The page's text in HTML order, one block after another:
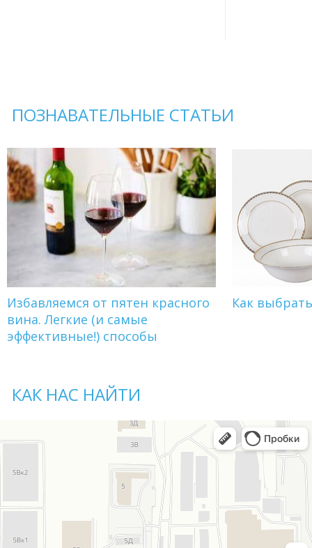
ПОЗНАВАТЕЛЬНЫЕ СТАТЬИ
Избавляемся от пятен красного
вина. Легкие (и самые
эффективные!) способы
Как
КАК НАС НАЙТИ